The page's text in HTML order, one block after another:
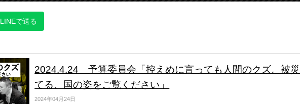
LINEで送る
2024.4.24 予算委員会「控えめに言っても人間のクズ。被
てる、国の姿をご覧ください」
2024年04月24日